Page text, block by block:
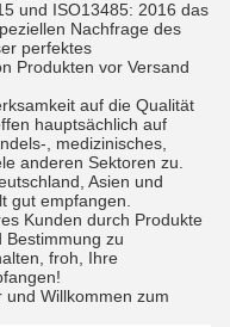
und ISO13485: 2016 das
Nachfrage des
perfektes
Produkten vor Versand
auf die Qualität
hauptsächlich auf
, medizinisches,
anderen Sektoren zu.
Asien und
gut empfangen.
Kunden durch Produkte
Bestimmung zu
froh, Ihre
Willkommen zum